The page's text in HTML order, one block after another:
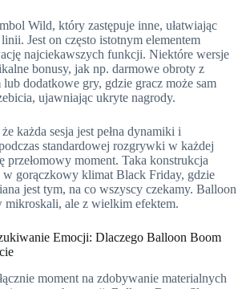
Wild, który zastępuje inne, ułatwiając
Jest on często istotnym elementem
najciekawszych funkcji. Niektóre wersje
bonusy, jak np. darmowe obroty z
dodatkowe gry, gdzie gracz może sam
ujawniając ukryte nagrody.
każda sesja jest pełna dynamiki i
standardowej rozgrywki w każdej
moment. Taka konstrukcja
w gorączkowy klimat Black Friday, gdzie
jest tym, na co wszyscy czekamy. Balloon
mikroskali, ale z wielkim efektem.
Emocji: Dlaczego Balloon Boom
moment na zdobywanie materialnych